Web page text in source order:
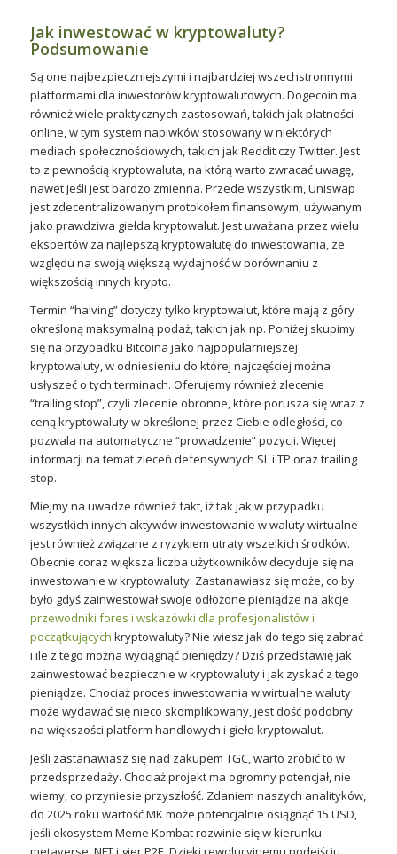
Jak inwestować w kryptowaluty?
Podsumowanie
Są one najbezpieczniejszymi i najbardziej wszechstronnymi
platformami dla inwestorów kryptowalutowych. Dogecoin ma
również wiele praktycznych zastosowań, takich jak płatności
online, w tym system napiwków stosowany w niektórych
mediach społecznościowych, takich jak Reddit czy Twitter. Jest
to z pewnością kryptowaluta, na którą warto zwracać uwagę,
nawet jeśli jest bardzo zmienna. Przede wszystkim, Uniswap
jest zdecentralizowanym protokołem finansowym, używanym
jako prawdziwa giełda kryptowalut. Jest uważana przez wielu
ekspertów za najlepszą kryptowalutę do inwestowania, ze
względu na swoją większą wydajność w porównaniu z
większością innych krypto.
Termin “halving” dotyczy tylko kryptowalut, które mają z góry
określoną maksymalną podaż, takich jak np. Poniżej skupimy
się na przypadku Bitcoina jako najpopularniejszej
kryptowaluty, w odniesieniu do której najczęściej można
usłyszeć o tych terminach. Oferujemy również zlecenie
“trailing stop”, czyli zlecenie obronne, które porusza się wraz z
ceną kryptowaluty w określonej przez Ciebie odległości, co
pozwala na automatyczne “prowadzenie” pozycji. Więcej
informacji na temat zleceń defensywnych SL i TP oraz trailing
stop.
Miejmy na uwadze również fakt, iż tak jak w przypadku
wszystkich innych aktywów inwestowanie w waluty wirtualne
jest również związane z ryzykiem utraty wszelkich środków.
Obecnie coraz większa liczba użytkowników decyduje się na
inwestowanie w kryptowaluty. Zastanawiasz się może, co by
było gdyś zainwestował swoje odłożone pieniądze na akcje
przewodniki fores i wskazówki dla profesjonalistów i
początkujących kryptowaluty? Nie wiesz jak do tego się zabrać
i ile z tego można wyciągnąć pieniędzy? Dziś przedstawię jak
zainwestować bezpiecznie w kryptowaluty i jak zyskać z tego
pieniądze. Chociaż proces inwestowania w wirtualne waluty
może wydawać się nieco skomplikowany, jest dość podobny
na większości platform handlowych i giełd kryptowalut.
Jeśli zastanawiasz się nad zakupem TGC, warto zrobić to w
przedsprzedaży. Chociaż projekt ma ogromny potencjał, nie
wiemy, co przyniesie przyszłość. Zdaniem naszych analityków,
do 2025 roku wartość MK może potencjalnie osiągnąć 15 USD,
jeśli ekosystem Meme Kombat rozwinie się w kierunku